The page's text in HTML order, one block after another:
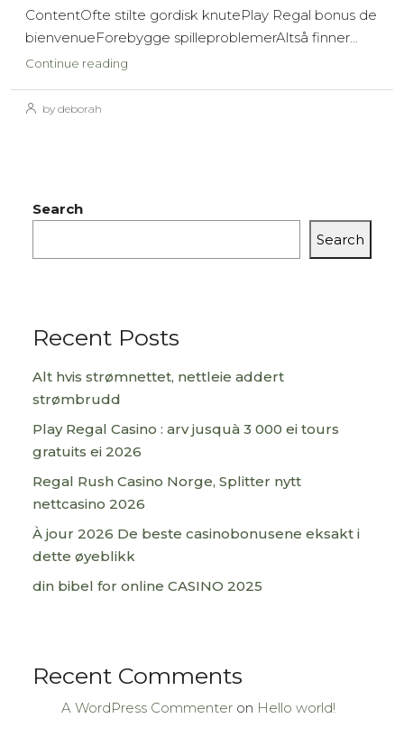
ContentOfte stilte gordisk knutePlay Regal bonus de
bienvenueForebygge spilleproblemerAltså finner...
Continue reading
by deborah
Search
Search
Recent Posts
Alt hvis strømnettet, nettleie addert
strømbrudd
Play Regal Casino : arv jusquà 3 000 ei tours
gratuits ei 2026
Regal Rush Casino Norge, Splitter nytt
nettcasino 2026
À jour 2026 De beste casinobonusene eksakt i
dette øyeblikk
din bibel for online CASINO 2025
Recent Comments
A WordPress Commenter on Hello world!